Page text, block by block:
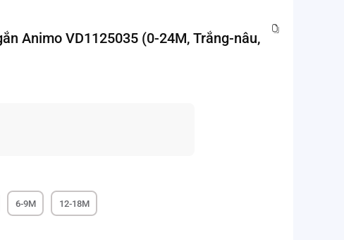
Animo VD1125035 (0-24M, Trắng-nâu,
6-9M 12-18M